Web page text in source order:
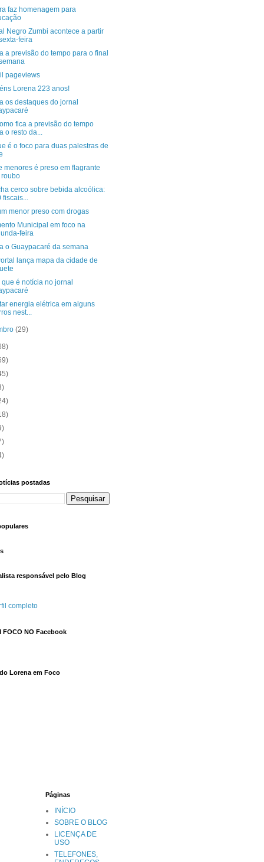
faz homenagem para
Negro Zumbi acontece a partir
feira
a previsão do tempo para o final
pageviews
Lorena 223 anos!
os destaques do jornal
fica a previsão do tempo
o resto da...
é o foco para duas palestras de
menores é preso em flagrante
cerco sobre bebida alcoólica:
fiscais...
menor preso com drogas
Municipal em foco na
feira
o Guaypacaré da semana
lança mapa da cidade de
que é notícia no jornal
energia elétrica em alguns
nest...
(29)
postadas
responsável pelo Blog
completo
FOCO NO Facebook
Lorena em Foco
Páginas
INÍCIO
SOBRE O BLOG
LICENÇA DE
USO
TELEFONES,